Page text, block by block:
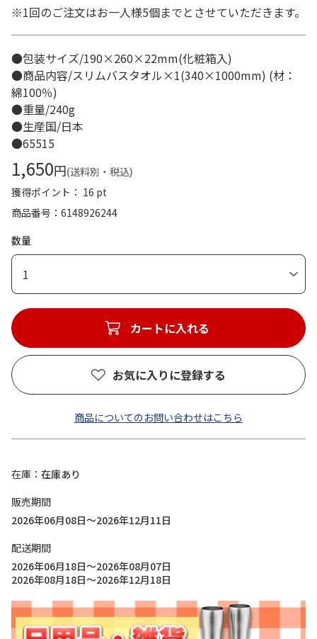
※1回のご注文はお一人様5個までとさせていただきます。
●包装サイズ/190×260×22mm(化粧箱入)
●商品内容/スリムバスタオル×1(340×1000mm) (材：
綿100％)
●重量/240g
●生産国/日本
●65515
1,650円(送料別・税込)
獲得ポイント： 16 pt
商品番号
6148926244
数量
1
カートに入れる
お気に入りに登録する
商品についてのお問い合わせはこちら
在庫
在庫あり
販売期間
2026年06月08日～2026年12月11日
配送期間
2026年06月18日～2026年08月07日
2026年08月18日～2026年12月18日